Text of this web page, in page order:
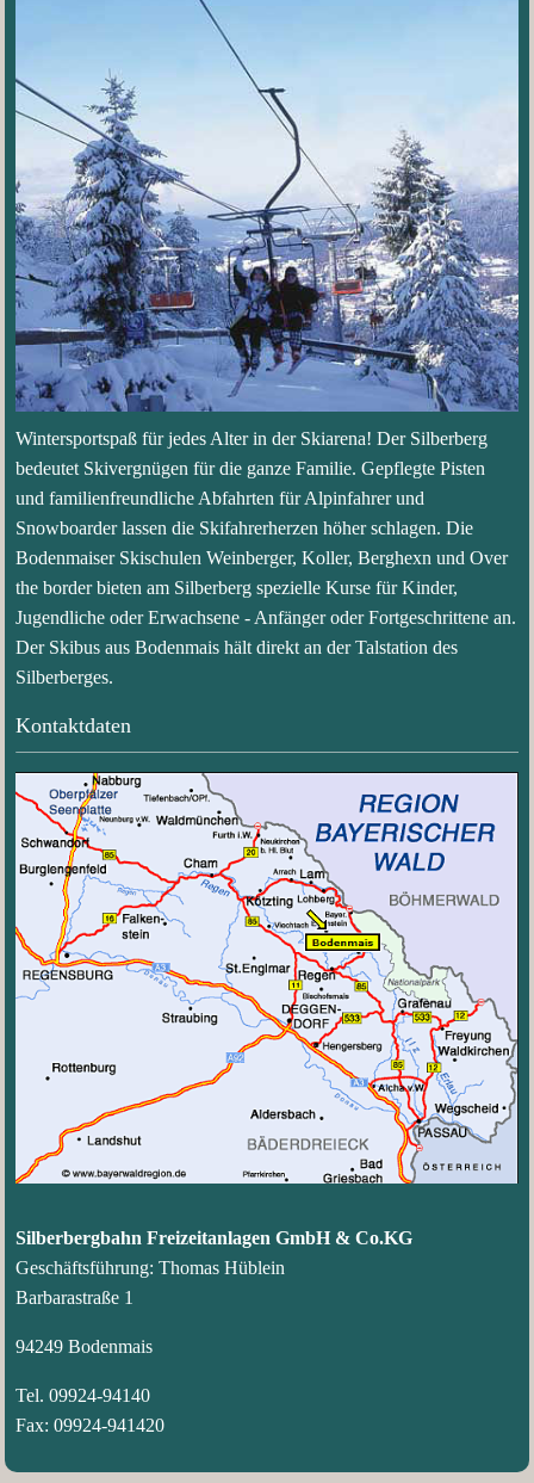
Wintersportspaß für jedes Alter in der Skiarena! Der Silberberg
bedeutet Skivergnügen für die ganze Familie. Gepflegte Pisten
und familienfreundliche Abfahrten für Alpinfahrer und
Snowboarder lassen die Skifahrerherzen höher schlagen. Die
Bodenmaiser Skischulen Weinberger, Koller, Berghexn und Over
the border bieten am Silberberg spezielle Kurse für Kinder,
Jugendliche oder Erwachsene - Anfänger oder Fortgeschrittene an.
Der Skibus aus Bodenmais hält direkt an der Talstation des
Silberberges.
Kontaktdaten
Silberbergbahn Freizeitanlagen GmbH & Co.KG
Geschäftsführung: Thomas Hüblein
Barbarastraße 1
94249 Bodenmais
Tel. 09924-94140
Fax: 09924-941420